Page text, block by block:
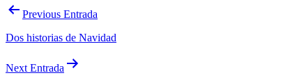
Navegación
entradas
Previous Entrada
Dos historias de Navidad
Next Entrada